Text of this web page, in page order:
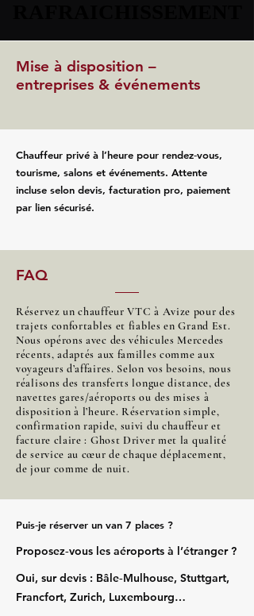
Mise à disposition –
entreprises & événements
Chauffeur privé à l’heure pour rendez‑vous,
tourisme, salons et événements. Attente
incluse selon devis, facturation pro, paiement
par lien sécurisé.
FAQ
Réservez un chauffeur VTC à Avize pour des
trajets confortables et fiables en Grand Est.
Nous opérons avec des véhicules Mercedes
récents, adaptés aux familles comme aux
voyageurs d’affaires. Selon vos besoins, nous
réalisons des transferts longue distance, des
navettes gares/aéroports ou des mises à
disposition à l’heure. Réservation simple,
confirmation rapide, suivi du chauffeur et
facture claire : Ghost Driver met la qualité
de service au cœur de chaque déplacement,
de jour comme de nuit.
Puis‑je réserver un van 7 places ?
Proposez‑vous les aéroports à l’étranger ?
Oui, sur devis : Bâle‑Mulhouse, Stuttgart,
Francfort, Zurich, Luxembourg…